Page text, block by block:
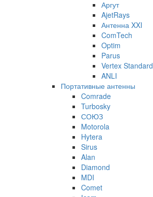
Аргут
AjetRays
Антенна XXI
ComTech
Optim
Parus
Vertex Standard
ANLI
Портативные антенны
Comrade
Turbosky
СОЮЗ
Motorola
Hytera
Sirus
Alan
Diamond
MDI
Comet